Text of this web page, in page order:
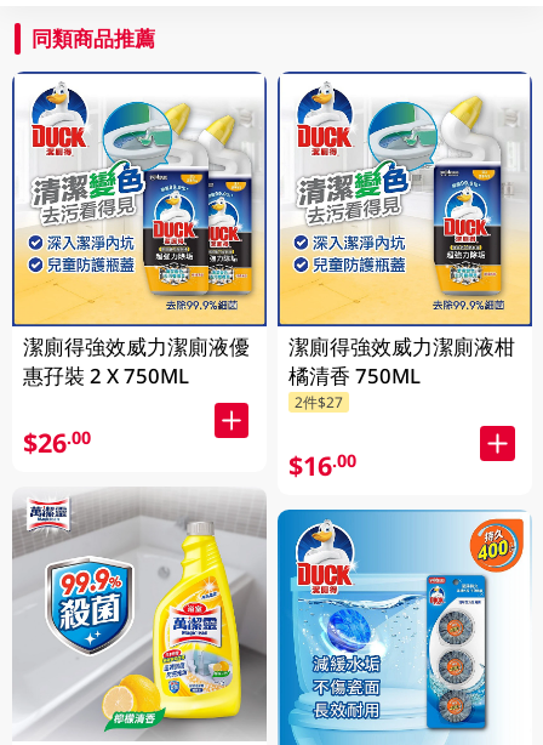
同類商品推薦
潔廁得強效威力潔廁液優
惠孖裝 2 X 750ML
$26.00
潔廁得強效威力潔廁液柑
橘清香 750ML
2件$27
$16.00